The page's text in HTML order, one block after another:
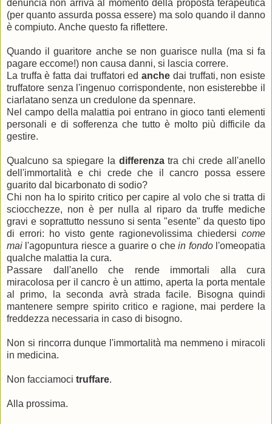
denuncia non arriva al momento della proposta terapeutica
(per quanto assurda possa essere) ma solo quando il danno
è compiuto. Anche questo fa riflettere.
Quando il guaritore anche se non guarisce nulla (ma si fa
pagare eccome!) non causa danni, si lascia correre.
La truffa è fatta dai truffatori edanche dai truffati, non esiste
truffatore senza l'ingenuo corrispondente, non esisterebbe il
ciarlatano senza un credulone da spennare.
Nel campo della malattia poi entrano in gioco tanti elementi
personali e di sofferenza che tutto è molto più difficile da
gestire.
Qualcuno sa spiegare la differenzatra chi crede all'anello
dell'immortalità e chi crede che il cancro possa essere
guarito dal bicarbonato di sodio?
Chi non ha lo spirito critico per capire al volo che si tratta di
sciocchezze, non è per nulla al riparo da truffe mediche
gravi e soprattutto nessuno si senta "esente" da questo tipo
di errori: ho visto gente ragionevolissima chiedersi come
mai l'agopuntura riesce a guarire o chein fondol'omeopatia
qualche malattia la cura.
Passare dall'anello che rende immortali alla cura
miracolosa per il cancro è un attimo, aperta la porta mentale
al primo, la seconda avrà strada facile. Bisogna quindi
mantenere sempre spirito critico e ragione, mai perdere la
freddezza necessaria in caso di bisogno.
Non si rincorra dunque l'immortalità ma nemmeno i miracoli
in medicina.
Non facciamoci truffare.
Alla prossima.